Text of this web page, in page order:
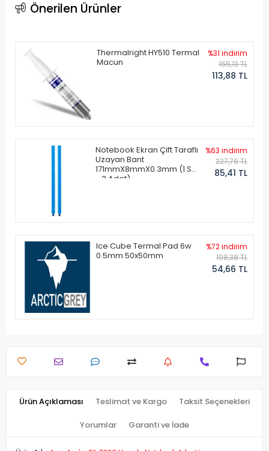
Önerilen Ürünler
Thermalright HY510 Termal
Macun
%31 indirim
165,13 TL
113,88 TL
Notebook Ekran Çift Taraflı
Uzayan Bant
171mmX8mmX0.3mm (1 Set
- 2 Adet)
%63 indirim
227,76 TL
85,41 TL
Ice Cube Termal Pad 6w
0.5mm 50x50mm
%72 indirim
198,38 TL
54,66 TL
Ürün Açıklaması Teslimat ve Kargo Taksit Seçenekleri
Yorumlar Garanti ve İade